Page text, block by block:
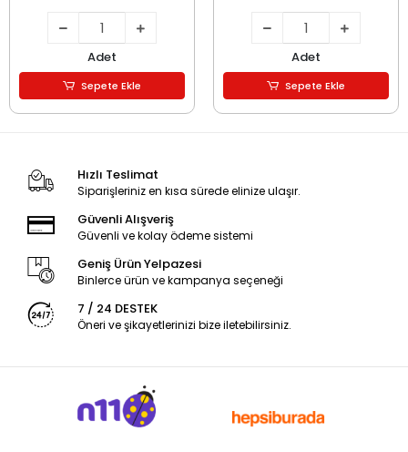
Adet
Sepete Ekle
Adet
Sepete Ekle
Hızlı Teslimat
Siparişleriniz en kısa sürede elinize ulaşır.
Güvenli Alışveriş
Güvenli ve kolay ödeme sistemi
Geniş Ürün Yelpazesi
Binlerce ürün ve kampanya seçeneği
7 / 24 DESTEK
Öneri ve şikayetlerinizi bize iletebilirsiniz.